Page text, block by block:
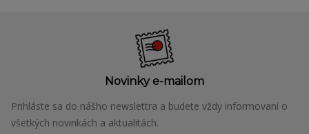
Novinky e-mailom
Prihláste sa do nášho newslettra a budete vždy informovaní o
všetkých novinkách a aktualitách.